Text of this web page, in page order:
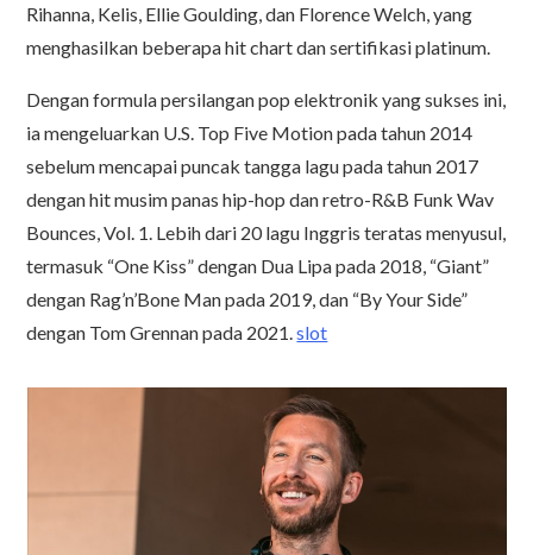
Rihanna, Kelis, Ellie Goulding, dan Florence Welch, yang
menghasilkan beberapa hit chart dan sertifikasi platinum.
Dengan formula persilangan pop elektronik yang sukses ini,
ia mengeluarkan U.S. Top Five Motion pada tahun 2014
sebelum mencapai puncak tangga lagu pada tahun 2017
dengan hit musim panas hip-hop dan retro-R&B Funk Wav
Bounces, Vol. 1. Lebih dari 20 lagu Inggris teratas menyusul,
termasuk “One Kiss” dengan Dua Lipa pada 2018, “Giant”
dengan Rag’n’Bone Man pada 2019, dan “By Your Side”
dengan Tom Grennan pada 2021.slot